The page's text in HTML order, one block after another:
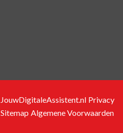
JouwDigitaleAssistent.nl Privacy
Sitemap Algemene Voorwaarden